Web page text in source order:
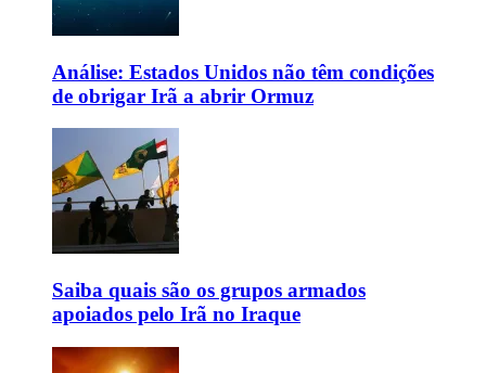
Análise: Estados Unidos não têm condições
de obrigar Irã a abrir Ormuz
Saiba quais são os grupos armados
apoiados pelo Irã no Iraque